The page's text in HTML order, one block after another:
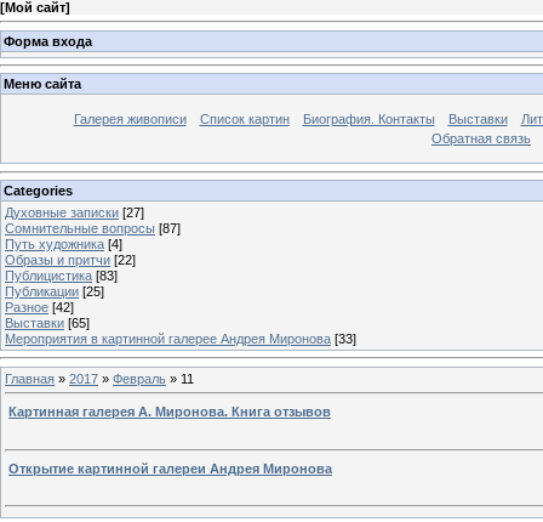
[Мой сайт]
Форма входа
Меню сайта
Галерея живописи Список картин Биография. Контакты Выставки
Обратная связь
Categories
Духовные записки [27]
Сомнительные вопросы [87]
Путь художника [4]
Образы и притчи [22]
Публицистика [83]
Публикации [25]
Разное [42]
Выставки [65]
Мероприятия в картинной галерее Андрея Миронова [33]
Главная » 2017 » Февраль » 11
Картинная галерея А. Миронова. Книга отзывов
Открытие картинной галереи Андрея Миронова